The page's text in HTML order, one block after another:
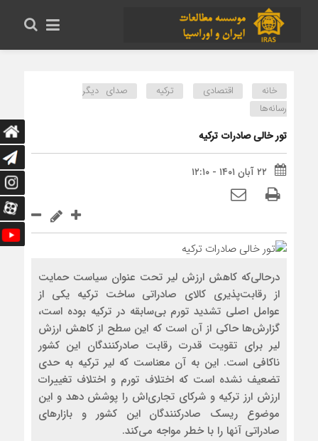
خانه اقتصادی ترکیه
صدای دیگر
رسانه‌ها
تور خالی صادرات ترکیه
۲۲ آبان ۱۴۰۱ - ۱۲:۱۰
درحالی‌که کاهش ارزش لیر تحت عنوان سیاست حمایت
از رقابت‌‌پذیری کالای صادراتی ساخت ترکیه یکی از
عوامل اصلی تشدید تورم بی‌‌سابقه در ترکیه بوده است،
گزارش‌ها حاکی از آن است که این سطح از کاهش ارزش
لیر برای تقویت قدرت رقابت صادرکنندگان این کشور
ناکافی است. این به آن معناست که لیر ترکیه به حدی
تضعیف نشده است که اختلاف تورم و اختلاف تغییرات
ارزش ارز ترکیه و شرکای تجاری‌‌اش را پوشش دهد و این
موضوع ریسک صادرکنندگان این کشور و بازارهای
صادراتی آنها را با خطر مواجه می‌‌کند.